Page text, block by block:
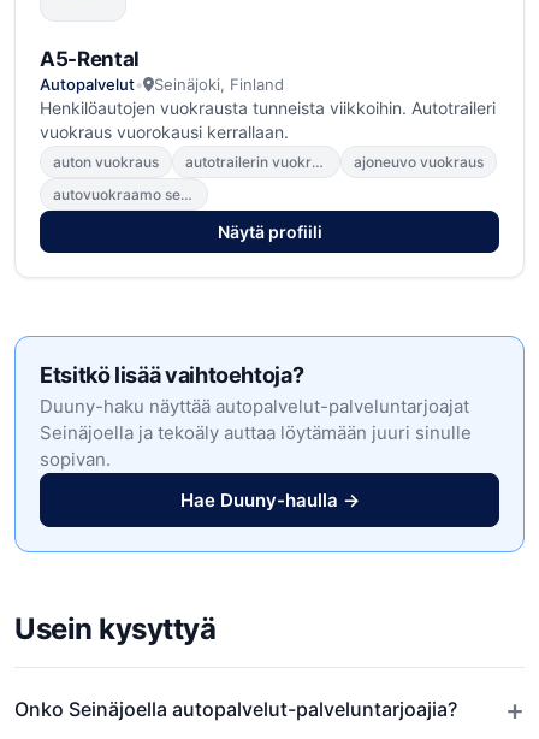
A5-Rental
Autopalvelut• Seinäjoki, Finland
Henkilöautojen vuokrausta tunneista viikkoihin. Autotraileri
vuokraus vuorokausi kerrallaan.
auton vuokraus autotrailerin vuokraus
ajoneuvo vuokraus
autovuokraamo seinäjoki
Näytä profiili
Etsitkö lisää vaihtoehtoja?
Duuny-haku näyttää autopalvelut-palveluntarjoajat
Seinäjoella ja tekoäly auttaa löytämään juuri sinulle
sopivan.
Hae Duuny-haulla →
Usein kysyttyä
Onko Seinäjoella autopalvelut-palveluntarjoajia? +